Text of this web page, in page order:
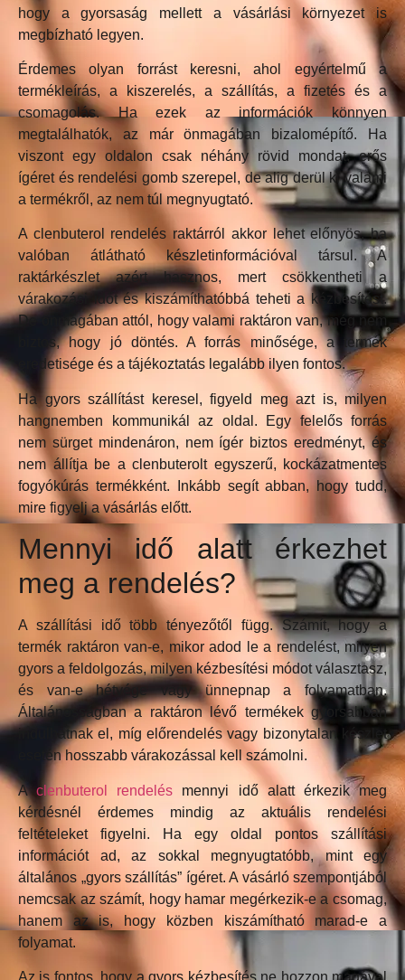
hogy a gyorsaság mellett a vásárlási környezet is
megbízható legyen.
Érdemes olyan forrást keresni, ahol egyértelmű a
termékleírás, a kiszerelés, a szállítás, a fizetés és a
csomagolás. Ha ezek az információk könnyen
megtalálhatók, az már önmagában bizalomépítő. Ha
viszont egy oldalon csak néhány rövid mondat, erős
ígéret és rendelési gomb szerepel, de alig derül ki valami
a termékről, az nem túl megnyugtató.
A clenbuterol rendelés raktárról akkor lehet előnyös, ha
valóban átlátható készletinformációval társul. A
raktárkészlet azért hasznos, mert csökkentheti a
várakozási időt és kiszámíthatóbbá teheti a kézbesítést.
De önmagában attól, hogy valami raktáron van, még nem
biztos, hogy jó döntés. A forrás minősége, a termék
eredetisége és a tájékoztatás legalább ilyen fontos.
Ha gyors szállítást keresel, figyeld meg azt is, milyen
hangnemben kommunikál az oldal. Egy felelős forrás
nem sürget mindenáron, nem ígér biztos eredményt, és
nem állítja be a clenbuterolt egyszerű, kockázatmentes
fogyókúrás termékként. Inkább segít abban, hogy tudd,
mire figyelj a vásárlás előtt.
Mennyi idő alatt érkezhet
meg a rendelés?
A szállítási idő több tényezőtől függ. Számít, hogy a
termék raktáron van-e, mikor adod le a rendelést, milyen
gyors a feldolgozás, milyen kézbesítési módot választasz,
és van-e hétvége vagy ünnepnap a folyamatban.
Általánosságban a raktáron lévő termékek gyorsabban
indulhatnak el, míg előrendelés vagy bizonytalan készlet
esetén hosszabb várakozással kell számolni.
Aclenbuterol rendelés mennyi idő alatt érkezik meg
kérdésnél érdemes mindig az aktuális rendelési
feltételeket figyelni. Ha egy oldal pontos szállítási
információt ad, az sokkal megnyugtatóbb, mint egy
általános „gyors szállítás” ígéret. A vásárló szempontjából
nemcsak az számít, hogy hamar megérkezik-e a csomag,
hanem az is, hogy közben kiszámítható marad-e a
folyamat.
Az is fontos, hogy a gyors kézbesítés ne hozzon magával